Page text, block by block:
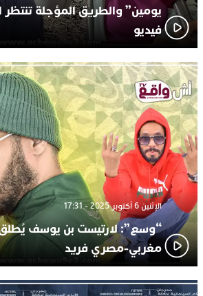
يومين” والطريق المؤجلة تنتظر
فيديو
الإثنين 6 أكتوبر 2025 - 17:31
“وسع”: لارتيست بن يوسف يُطلق
مغربي-مصري فريد